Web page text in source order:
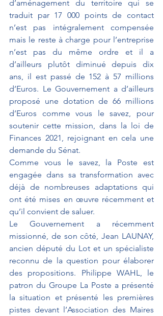
d’aménagement du territoire qui se
traduit par 17 000 points de contact
n’est pas intégralement compensée
mais le reste à charge pour l’entreprise
n’est pas du même ordre et il a
d’ailleurs plutôt diminué depuis dix
ans, il est passé de 152 à 57 millions
d’Euros. Le Gouvernement a d’ailleurs
proposé une dotation de 66 millions
d’Euros comme vous le savez, pour
soutenir cette mission, dans la loi de
Finances 2021, rejoignant en cela une
demande du Sénat.
Comme vous le savez, la Poste est
engagée dans sa transformation avec
déjà de nombreuses adaptations qui
ont été mises en œuvre récemment et
qu’il convient de saluer.
Le Gouvernement a récemment
missionné, de son côté, Jean LAUNAY,
ancien député du Lot et un spécialiste
reconnu de la question pour élaborer
des propositions. Philippe WAHL, le
patron du Groupe La Poste a présenté
la situation et présenté les premières
pistes devant l’Association des Maires